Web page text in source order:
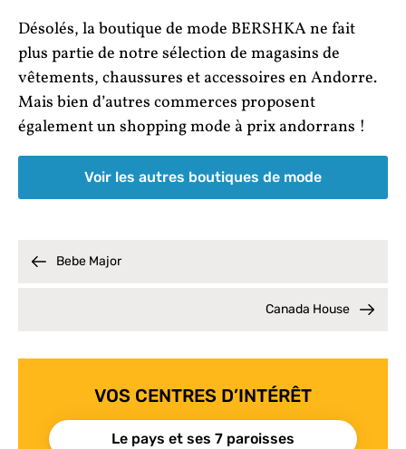
Désolés, la boutique de mode BERSHKA ne fait
plus partie de notre sélection de magasins de
vêtements, chaussures et accessoires en Andorre.
Mais bien d’autres commerces proposent
également un shopping mode à prix andorrans !
Voir les autres boutiques de mode
VOS CENTRES D’INTÉRÊT
Le pays et ses 7 paroisses
Bebe Major
Canada House